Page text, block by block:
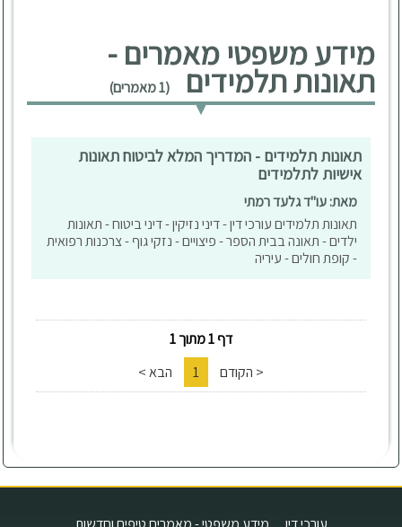
מידע משפטי מאמרים -
תאונות תלמידים (1 מאמרים)
תאונות תלמידים - המדריך המלא לביטוח תאונות
אישיות לתלמידים
מאת: עו"ד גלעד רמתי
תאונות תלמידים עורכי דין - דיני נזיקין - דיני ביטוח - תאונות
ילדים - תאונה בבית הספר - פיצויים - נזקי גוף - צרכנות רפואית
- קופת חולים - עיריה
דף 1 מתוך 1
< הקודם
1 הבא >